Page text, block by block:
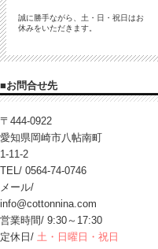
誠に勝手ながら、土・日・祝日はお
休みをいただきます。
■お問合せ先
〒444-0922
愛知県岡崎市八帖南町
1-11-2
TEL/ 0564-74-0746
メール/
info@cottonnina.com
営業時間/ 9:30～17:30
定休日/ 土・日曜日・祝日